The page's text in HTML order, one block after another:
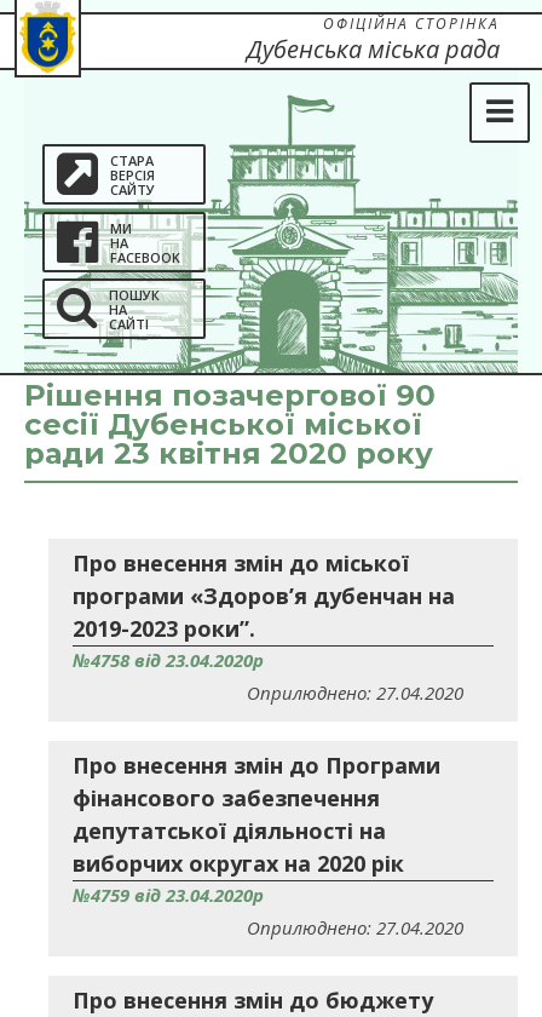
СТАРА
ВЕРСІЯ
САЙТУ
МИ
НА
FACEBOOK
ПОШУК
НА
САЙТІ
ОФІЦІЙНА СТОРІНКА
Дубенська міська рада
Рішення позачергової 90
сесії Дубенської міської
ради 23 квітня 2020 року
Про внесення змін до міської
програми «Здоров’я дубенчан на
2019-2023 роки”.
№4758 від 23.04.2020р
Оприлюднено: 27.04.2020
Про внесення змін до Програми
фінансового забезпечення
депутатської діяльності на
виборчих округах на 2020 рік
№4759 від 23.04.2020р
Оприлюднено: 27.04.2020
Про внесення змін до бюджету